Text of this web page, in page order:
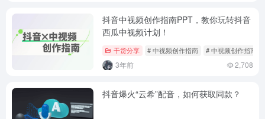
抖音中视频创作指南PPT，教你玩转抖音
西瓜中视频计划！
干货分享 # 中视频创作指南 # 中视频创作指南
3年前 2,708
抖音爆火“云希”配音，如何获取同款？